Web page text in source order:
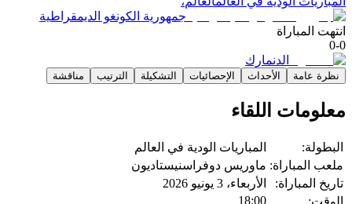
جمهورية الكونغو الديمقراطية
انتهت المباراة
0-0
الدنمارك
نظرة عامة الأحداث الإحصائيات التشكيلة الترتيب مناقشة
معلومات اللقاء
البطولة:
المباريات الودية في العالم
ملعب المباراة: ماوريس دوفراسنيستاديون
تاريخ المباراة:
الأربعاء، 3 يونيو 2026
الوقت:
18:00